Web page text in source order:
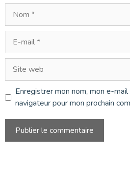
Nom
mail
Site
web
Enregistrer mon nom, mon e-
navigateur pour mon prochain